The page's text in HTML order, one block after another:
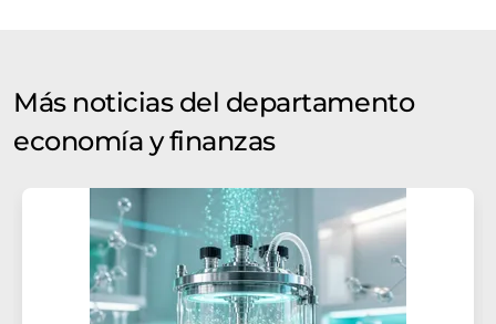
Más noticias del departamento
economía y finanzas